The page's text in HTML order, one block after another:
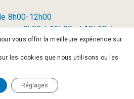
8h00-12h00
8h00 à 12h00 et 13h00 à
vous offrir la meilleure expérience sur
les cookies que nous utilisons ou les
Réglages